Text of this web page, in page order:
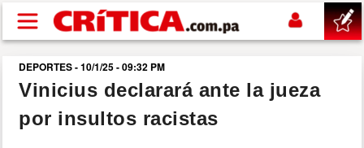
Pasar al contenido principal
buscar
SUCESOS
DEPORTES - 10/1/25 - 09:32 PM
Vinicius declarará ante la jueza
por insultos racistas